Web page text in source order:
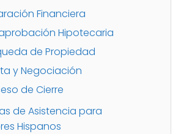
Financiera
Hipotecaria
de Propiedad
y Negociación
de Cierre
de Asistencia para
Hispanos